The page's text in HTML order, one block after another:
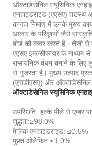
ऑक्टाडेसेनिल स्यूसिनिक
एनहाइड्राइड (एएसए) तटस्थ
कागज निर्माण में उनके मुख्य
आकार के परिदृश्यों जैसे
बोर्ड को कवर करते हैं। तेजी
एएसए इमल्सीफायर के माध्यम
रासायनिक बंधन बनाने के लिए
से गुजरता है। मुख्य उत्पाद
(एचडीएसए) और ऑक्टाडेसेनिल
ऑक्टाडेसेनिल स्यूसिनिक
उपस्थिति: हल्के पीले से एम्बर
शुद्धता:≥98.0%
मैलिक एनहाइड्राइड: ≤0.5%
मुफ़्त ओलेफ़िन:≤1.0%